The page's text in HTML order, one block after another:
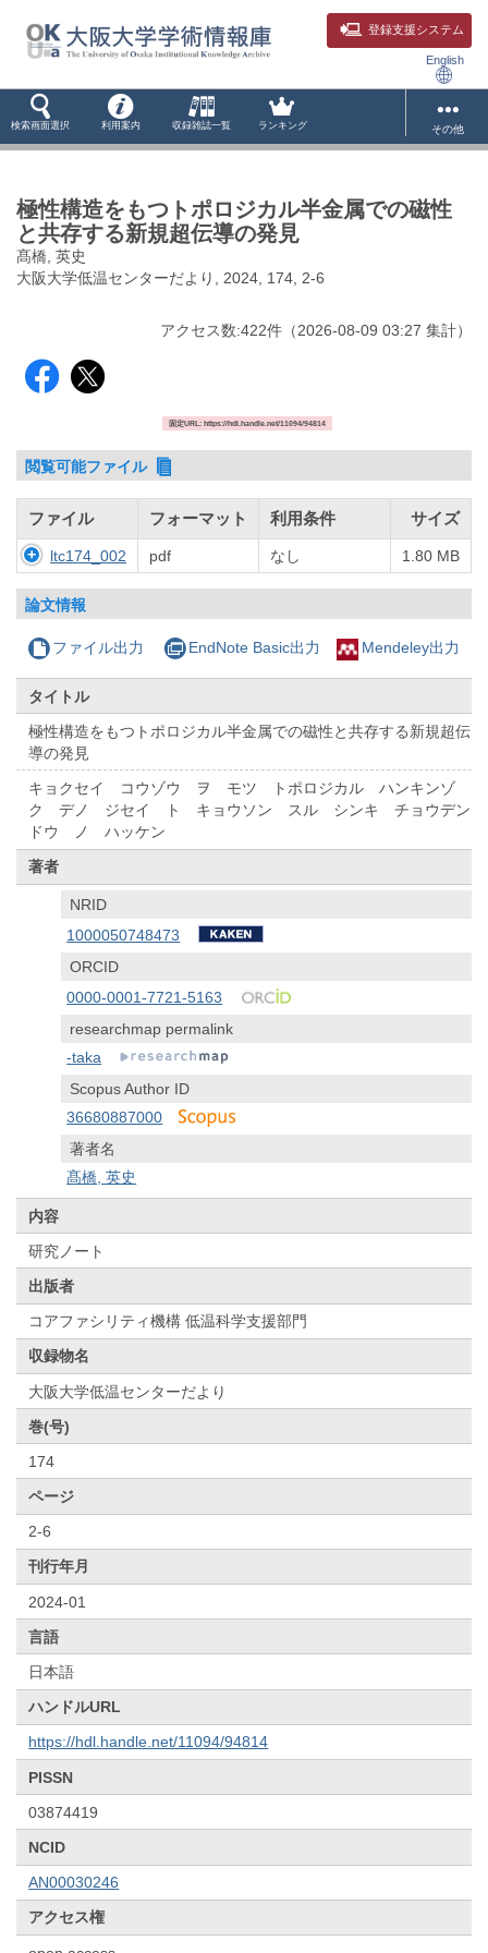
登録支援システム
English
検索画面選択 利用案内 収録雑誌一覧 ランキング その他
極性構造をもつトポロジカル半金属での磁性
と共存する新規超伝導の発見
髙橋, 英史
大阪大学低温センターだより, 2024, 174, 2-6
アクセス数:422件 （2026-08-09 03:27 集計）
固定URL: https://hdl.handle.net/11094/94814
閲覧可能ファイル
ファイル フォーマット 利用条件 サイズ
ltc174_002 pdf なし 1.80 MB
論文情報
ファイル出力 EndNote Basic出力 Mendeley出力
タイトル
極性構造をもつトポロジカル半金属での磁性と共存する新規超伝
導の発見
キョクセイ コウゾウ ヲ モツ トポロジカル ハンキンゾ
ク デノ ジセイ ト キョウソン スル シンキ チョウデン
ドウ ノ ハッケン
著者
NRID
1000050748473
ORCID
0000-0001-7721-5163
researchmap permalink
-taka
Scopus Author ID
36680887000
著者名
髙橋, 英史
内容
研究ノート
出版者
コアファシリティ機構 低温科学支援部門
収録物名
大阪大学低温センターだより
巻(号)
174
ページ
2-6
刊行年月
2024-01
言語
日本語
ハンドルURL
https://hdl.handle.net/11094/94814
PISSN
03874419
NCID
AN00030246
アクセス権